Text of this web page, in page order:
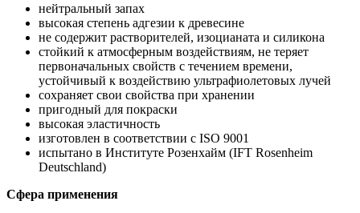
нейтральный запах
высокая степень адгезии к древесине
не содержит растворителей, изоцианата и силикона
стойкий к атмосферным воздействиям, не теряет
первоначальных свойств с течением времени,
устойчивый к воздействию ультрафиолетовых лучей
сохраняет свои свойства при хранении
пригодный для покраски
высокая эластичность
изготовлен в соответствии с ISO 9001
испытано в Институте Розенхайм (IFT Rosenheim
Deutschland)
Сфера применения